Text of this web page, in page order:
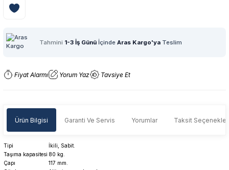
Tahmini 1-3 İş Günü İçinde Aras Kargo'ya Teslim
Fiyat Alarmı Yorum Yaz Tavsiye Et
Ürün Bilgisi Garanti Ve Servis Yorumlar Taksit
Tipi
İkili, Sabit.
Taşıma kapasitesi 80 kg.
Çapı
117 mm.